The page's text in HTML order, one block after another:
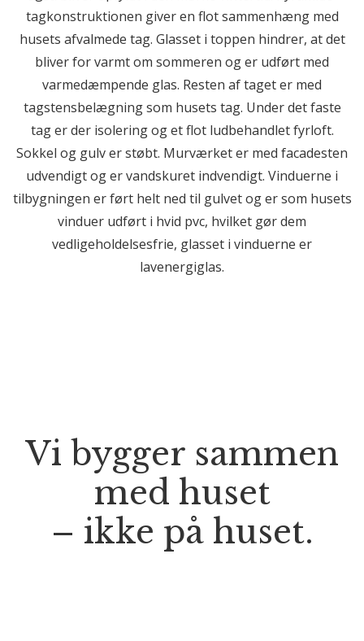
tagkonstruktionen giver en flot sammenhæng med
husets afvalmede tag. Glasset i toppen hindrer, at det
bliver for varmt om sommeren og er udført med
varmedæmpende glas. Resten af taget er med
tagstensbelægning som husets tag. Under det faste
tag er der isolering og et flot ludbehandlet fyrloft.
Sokkel og gulv er støbt. Murværket er med facadesten
udvendigt og er vandskuret indvendigt. Vinduerne i
tilbygningen er ført helt ned til gulvet og er som husets
vinduer udført i hvid pvc, hvilket gør dem
vedligeholdelsesfrie, glasset i vinduerne er
lavenergiglas.
Vi bygger sammen
med huset
– ikke på huset.